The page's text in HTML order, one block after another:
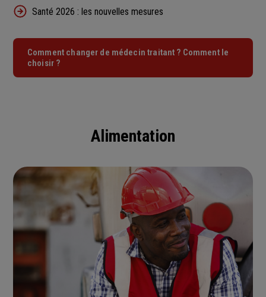
Santé 2026 : les nouvelles mesures
Comment changer de médecin traitant ? Comment le
choisir ?
Alimentation